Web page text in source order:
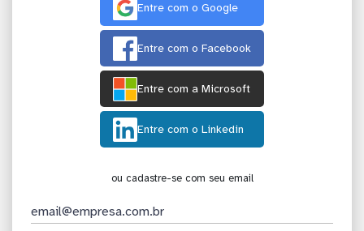
Entre com o Google
Entre com o Facebook
Entre com a Microsoft
Entre com o Linkedin
ou cadastre-se com seu email